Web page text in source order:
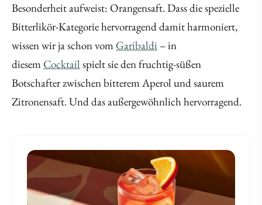
Besonderheit aufweist: Orangensaft. Dass die spezielle
Bitterlikör-Kategorie hervorragend damit harmoniert,
wissen wir ja schon vom Garibaldi – in
diesem Cocktail spielt sie den fruchtig-süßen
Botschafter zwischen bitterem Aperol und saurem
Zitronensaft. Und das außergewöhnlich hervorragend.